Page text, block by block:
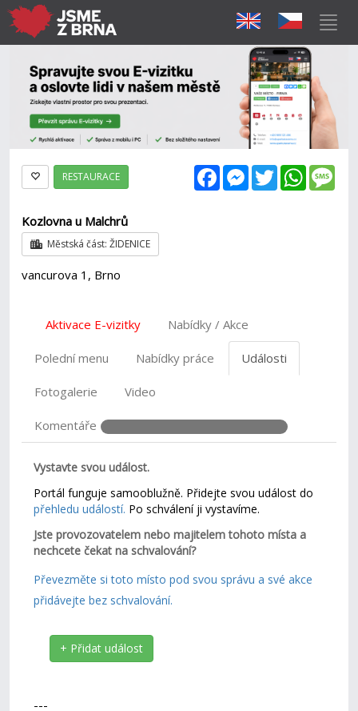
FacebookMessenger
Twitter
RESTAURACE
Kozlovna u Malchrů
Městská část: ŽIDENICE
vancurova 1, Brno
Aktivace E-vizitky Nabídky / Akce
Polední menu Nabídky práce Události
Fotogalerie Video
Komentáře
Vystavte svou událost.
Portál funguje samooblužně. Přidejte svou událost do
přehledu událostí. Po schválení ji vystavíme.
Jste provozovatelem nebo majitelem tohoto místa a
nechcete čekat na schvalování?
Převezměte si toto místo pod svou správu a své akce
přidávejte bez schvalování.
+ Přidat událost
---